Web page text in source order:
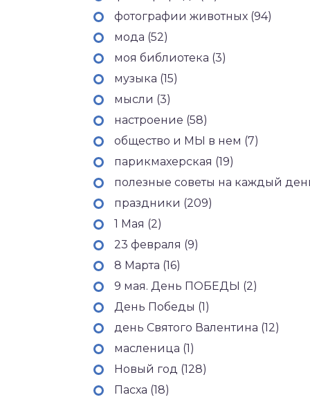
фотографии животных (94)
мода (52)
моя библиотека (3)
музыка (15)
мысли (3)
настроение (58)
общество и МЫ в нем (7)
парикмахерская (19)
полезные советы на каждый
праздники (209)
1 Мая (2)
23 февраля (9)
8 Марта (16)
9 мая. День ПОБЕДЫ (2)
День Победы (1)
день Святого Валентина (12)
масленица (1)
Новый год (128)
Пасха (18)